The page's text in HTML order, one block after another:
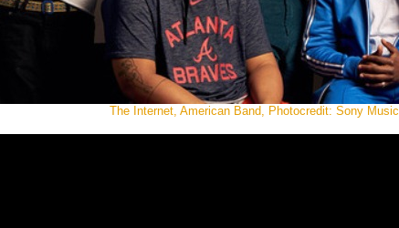
The Internet, American Band, Photocredit: Sony Music